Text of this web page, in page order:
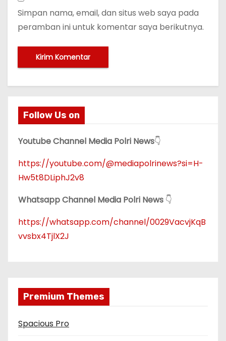
Simpan nama, email, dan situs web saya pada
peramban ini untuk komentar saya berikutnya.
Follow Us on
Youtube Channel Media Polri News👇
https://youtube.com/@mediapolrinews?si=H-
Hw5t8DLiphJ2v8
Whatsapp Channel Media Polri News 👇
https://whatsapp.com/channel/0029VacvjKqB
vvsbx4TjlX2J
Premium Themes
Spacious Pro